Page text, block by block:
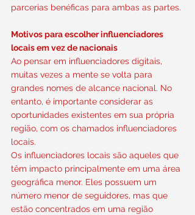
parcerias benéficas para ambas as partes.
Motivos para escolher influenciadores
locais em vez de nacionais
Ao pensar em influenciadores digitais,
muitas vezes a mente se volta para
grandes nomes de alcance nacional. No
entanto, é importante considerar as
oportunidades existentes em sua própria
região, com os chamados influenciadores
locais.
Os influenciadores locais são aqueles que
têm impacto principalmente em uma área
geográfica menor. Eles possuem um
número menor de seguidores, mas que
estão concentrados em uma região